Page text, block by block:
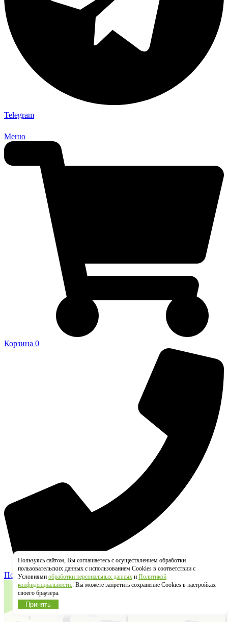
Telegram
Меню
Корзина 0
Позвонить
Пользуясь сайтом, Вы соглашаетесь с осуществлением обработки
пользовательских данных с использованием Cookies в соответствии с
Условиями обработки персональных данных и Политикой
конфиденциальности.. Вы можете запретить сохранение Cookies в настройках
своего браузера.
Принять